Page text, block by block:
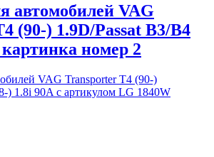
автомобилей VAG
(90-) 1.9D/Passat B3/B4
номер 2
VAG Transporter T4 (90-)
) 1.8i 90A с артикулом LG 1840W